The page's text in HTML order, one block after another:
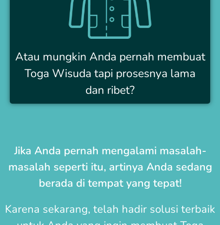
Atau mungkin Anda pernah membuat
Toga Wisuda tapi prosesnya lama
dan ribet?
Jika Anda pernah mengalami masalah-
masalah seperti itu, artinya Anda sedang
berada di tempat yang tepat!
Karena sekarang, telah hadir solusi terbaik